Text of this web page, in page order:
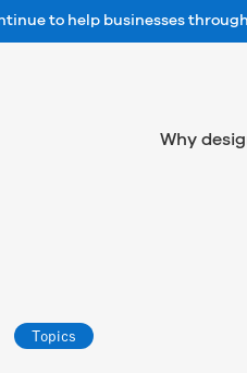
to help businesses
Why
Topics